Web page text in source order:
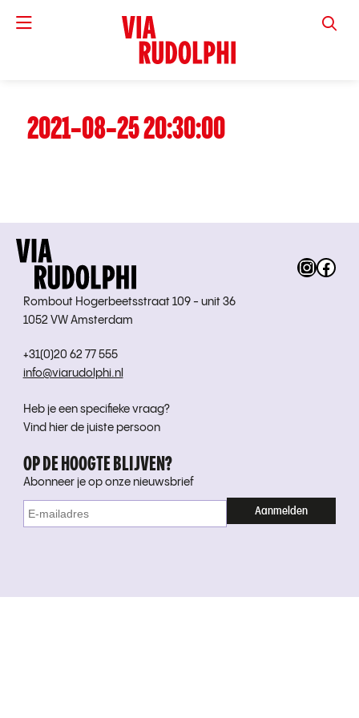
VIA
2021-08-25 20:30:00
Rombout Hogerbeetsstraat 109 - unit 36
1052 VW Amsterdam
+31(0)20 62 77 555
info@viarudolphi.nl
Heb je een specifieke vraag?
Vind hier de juiste persoon
OP DE HOOGTE BLIJVEN?
Abonneer je op onze nieuwsbrief